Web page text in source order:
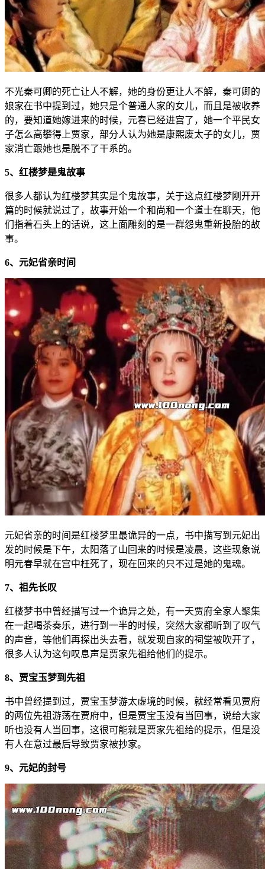
不光秦可卿的死亡让人不解，她的身份更让人不解，秦可卿的
娘家在书中提到过，她只是个普通人家的女儿，而且是被收养
的，要知道她嫁进来的时候，元春已经进宫了，她一个平民女
子怎么高攀得上贾家，部分人认为她是康熙废太子的女儿，贾
家消亡跟她也是脱不了干系的。
5、红楼梦是鬼故事
很多人都认为红楼梦其实是个鬼故事，关于这点红楼梦刚开开
篇的时候就说过了，故事开始一个和尚和一个道士在聊天，他
们指着石头上的话说，这上面雕刻的是一群怨鬼重新投胎的故
事。
6、元妃省亲时间
元妃省亲的时间是红楼梦里最诡异的一点，书中描写到元妃出
发的时候是下午，太阳落了山回来的时候是凌晨，这些现象说
明元春早就在宫中枉死了，现在回来的只不过是她的鬼魂。
7、祖先长叹
红楼梦书中曾经描写过一个诡异之处，有一天贾府全家人聚集
在一起喝茶奏乐，进行到一半的时候，突然大家都听到了叹气
的声音，等他们再探出头去看，就发现自家的祠堂被吹开了，
很多人认为这句叹息声是贾家先祖给他们的提示。
8、贾宝玉梦到先祖
书中曾经提到过，贾宝玉梦游太虚境的时候，就经常看见贾府
的两位先祖游荡在贾府中，但是贾宝玉没有当回事，说给大家
听也没有人当回事，这很可能就是贾家先祖给的提示，但是没
有人在意过最后导致贾家被抄家。
9、元妃的封号